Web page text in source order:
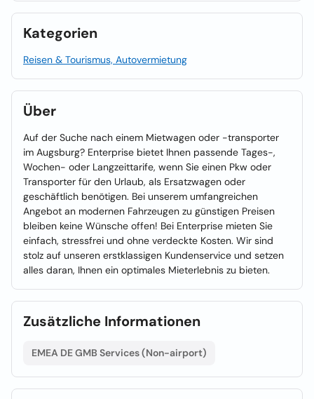
Kategorien
Reisen & Tourismus, Autovermietung
Über
Auf der Suche nach einem Mietwagen oder -transporter
im Augsburg? Enterprise bietet Ihnen passende Tages-,
Wochen- oder Langzeittarife, wenn Sie einen Pkw oder
Transporter für den Urlaub, als Ersatzwagen oder
geschäftlich benötigen. Bei unserem umfangreichen
Angebot an modernen Fahrzeugen zu günstigen Preisen
bleiben keine Wünsche offen! Bei Enterprise mieten Sie
einfach, stressfrei und ohne verdeckte Kosten. Wir sind
stolz auf unseren erstklassigen Kundenservice und setzen
alles daran, Ihnen ein optimales Mieterlebnis zu bieten.
Zusätzliche Informationen
EMEA DE GMB Services (Non-airport)